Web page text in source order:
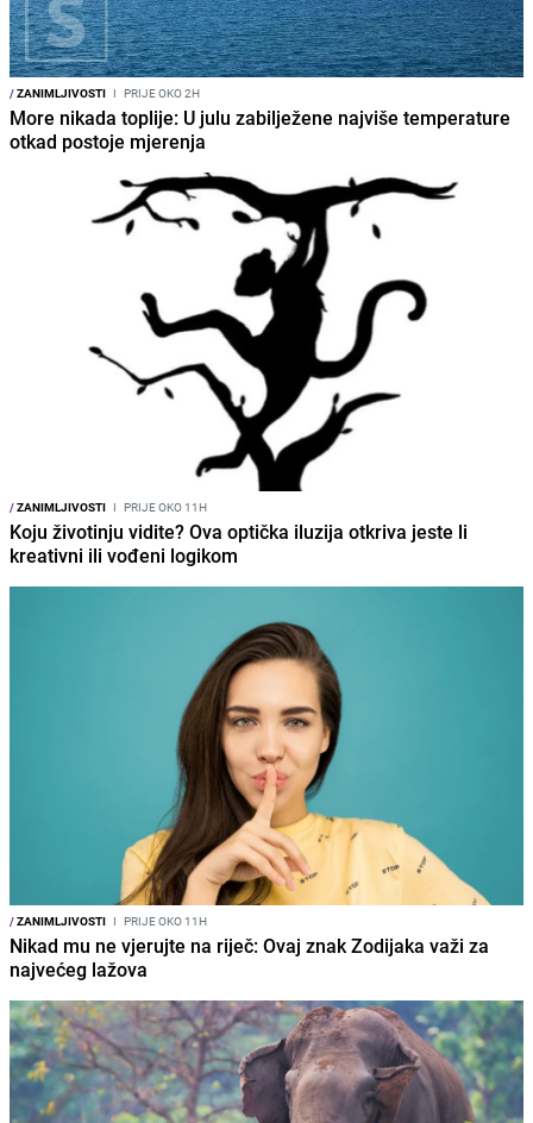
/ZANIMLJIVOSTI I PRIJE OKO 2H
More nikada toplije: U julu zabilježene najviše temperature
otkad postoje mjerenja
/ZANIMLJIVOSTI I PRIJE OKO 11H
Koju životinju vidite? Ova optička iluzija otkriva jeste li
kreativni ili vođeni logikom
/ZANIMLJIVOSTI I PRIJE OKO 11H
Nikad mu ne vjerujte na riječ: Ovaj znak Zodijaka važi za
najvećeg lažova